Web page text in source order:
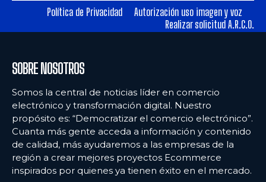
Ecommercenews
ARGENTINA
BOLIVIA
CHILE
COLOMBIA
ECUADOR
Ecommercenews
ARGENTINA
BOLIVIA
CHILE
COLOMBIA
ECUADOR
Política de Privacidad
Autorización uso imagen y voz
Realizar solicitud A.R.C.O.
SOBRE NOSOTROS
Somos la central de noticias líder en comercio
electrónico y transformación digital. Nuestro
propósito es: “Democratizar el comercio electrónico”.
Cuanta más gente acceda a información y contenido
de calidad, más ayudaremos a las empresas de la
región a crear mejores proyectos Ecommerce
inspirados por quienes ya tienen éxito en el mercado.